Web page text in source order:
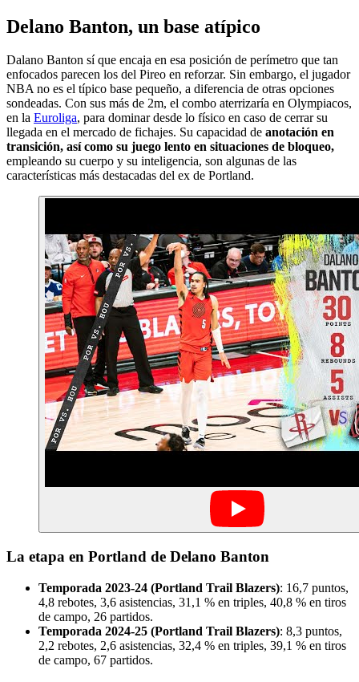
Delano Banton, un base atípico
Dalano Banton sí que encaja en esa posición de perímetro que tan
enfocados parecen los del Pireo en reforzar. Sin embargo, el jugador
NBA no es el típico base pequeño, a diferencia de otras opciones
sondeadas. Con sus más de 2m, el combo aterrizaría en Olympiacos,
en la Euroliga, para dominar desde lo físico en caso de cerrar su
llegada en el mercado de fichajes. Su capacidad de anotación en
transición, así como su juego lento en situaciones de bloqueo,
empleando su cuerpo y su inteligencia, son algunas de las
características más destacadas del ex de Portland.
La etapa en Portland de Delano Banton
Temporada 2023-24 (Portland Trail Blazers): 16,7 puntos,
4,8 rebotes, 3,6 asistencias, 31,1 % en triples, 40,8 % en tiros
de campo, 26 partidos.
Temporada 2024-25 (Portland Trail Blazers): 8,3 puntos,
2,2 rebotes, 2,6 asistencias, 32,4 % en triples, 39,1 % en tiros
de campo, 67 partidos.